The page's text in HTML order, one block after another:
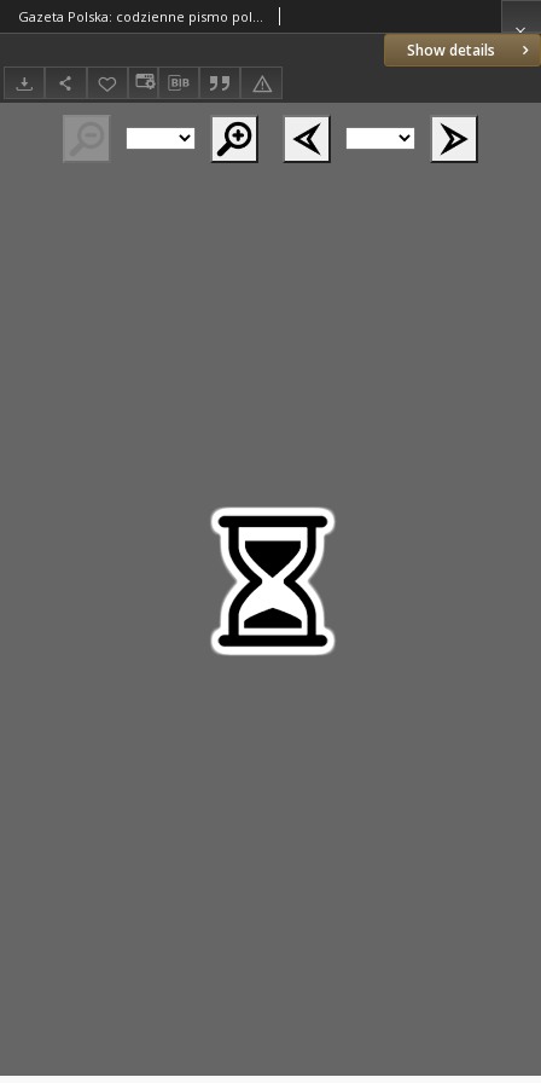
Show details
Gazeta Polska: codzienne pismo polsko-katolickie dla wszystkich stanów 1922.11.30 R.26 Nr274